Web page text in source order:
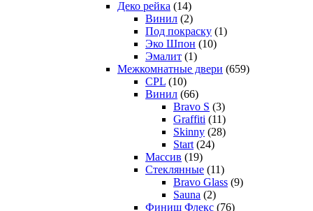
Деко рейка (14)
Винил (2)
Под покраску (1)
Эко Шпон (10)
Эмалит (1)
Межкомнатные двери (659)
CPL (10)
Винил (66)
Bravo S (3)
Graffiti (11)
Skinny (28)
Start (24)
Массив (19)
Стеклянные (11)
Bravo Glass (9)
Sauna (2)
Финиш Флекс (76)